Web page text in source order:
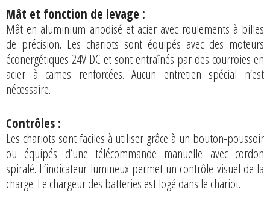
Mât et fonction de levage :
Mât en aluminium anodisé et acier avec roulements à billes
de précision. Les chariots sont équipés avec des moteurs
éconergétiques 24V DC et sont entraînés par des courroies en
acier à cames renforcées. Aucun entretien spécial n’est
nécessaire.
Contrôles :
Les chariots sont faciles à utiliser grâce à un bouton-poussoir
ou équipés d’une télécommande manuelle avec cordon
spiralé. L’indicateur lumineux permet un contrôle visuel de la
charge. Le chargeur des batteries est logé dans le chariot.